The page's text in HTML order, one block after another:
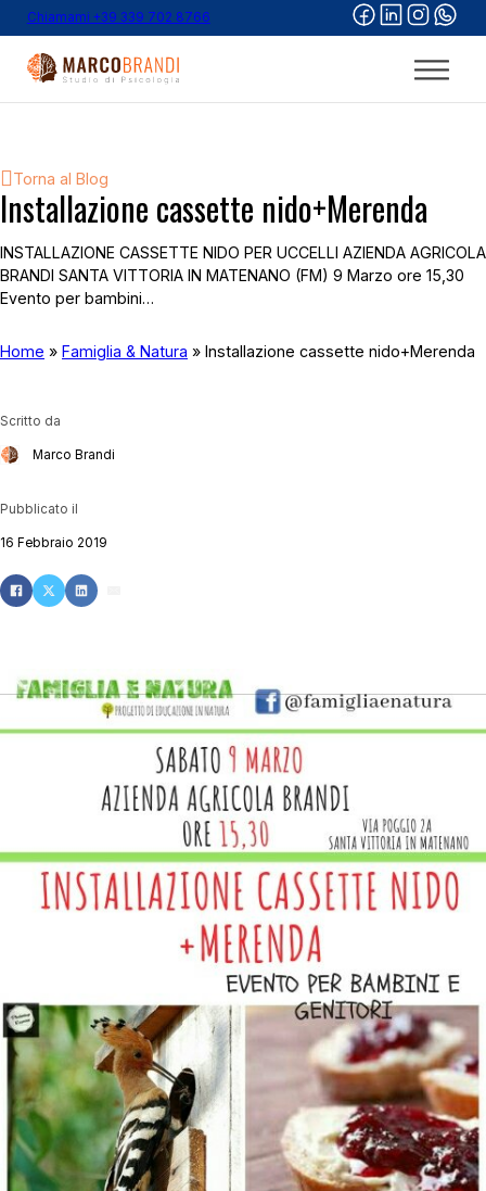
Chiamami +39 339 702 8766
Installazione cassette nido+Merenda
INSTALLAZIONE CASSETTE NIDO PER UCCELLI AZIENDA AGRICOLA
BRANDI SANTA VITTORIA IN MATENANO (FM) 9 Marzo ore 15,30
Evento per bambini…
Home » Famiglia & Natura » Installazione cassette nido+Merenda
Scritto da
Marco Brandi
Pubblicato il
16 Febbraio 2019
Torna al Blog